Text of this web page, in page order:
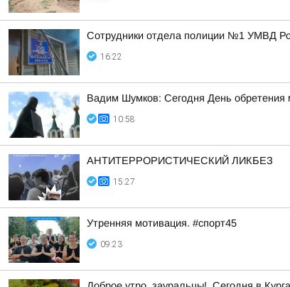
Сотрудники отдела полиции №1 УМВД
16:22
Вадим Шумков: Сегодня День обретения
10:58
АНТИТЕРРОРИСТИЧЕСКИЙ ЛИКБЕЗ
15:27
Утренняя мотивация. #спорт45
09:23